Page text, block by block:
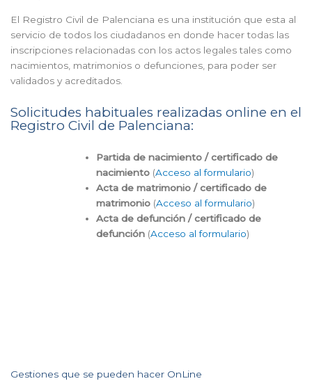
El Registro Civil de Palenciana es una institución que esta al
servicio de todos los ciudadanos en donde hacer todas las
inscripciones relacionadas con los actos legales tales como
nacimientos, matrimonios o defunciones, para poder ser
validados y acreditados.
Solicitudes habituales realizadas online en el
Registro Civil de Palenciana:
Partida de nacimiento / certificado de
nacimiento (Acceso al formulario)
Acta de matrimonio / certificado de
matrimonio (Acceso al formulario)
Acta de defunción / certificado de
defunción (Acceso al formulario)
Gestiones que se pueden hacer OnLine